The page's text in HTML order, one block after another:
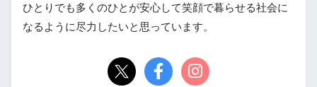
ひとりでも多くのひとが安心して笑顔で暮らせる社会に
なるように尽力したいと思っています。